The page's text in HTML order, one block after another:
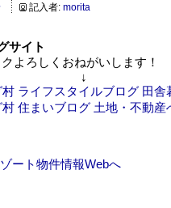
記入者: morita
サイト
ろしくおねがいします！
↓
ート物件情報Webへ